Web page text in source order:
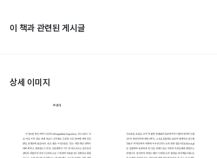
이 책과 관련된 게시글
상세 이미지